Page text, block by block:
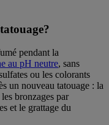
pendant la
au pH neutre, sans
ou les colorants
un nouveau tatouage : la
bronzages par
et le grattage du